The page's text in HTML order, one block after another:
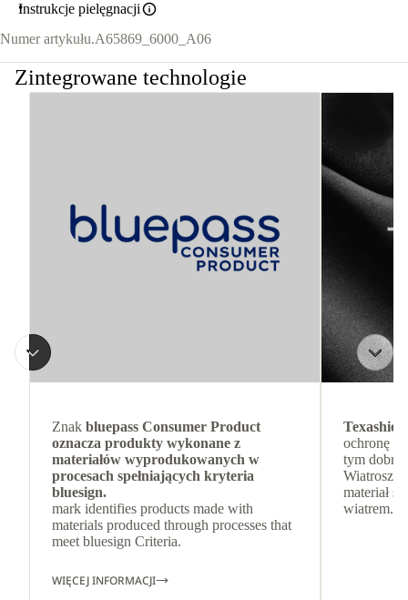
Instrukcje pielęgnacji
Numer artykułu.A65869_6000_A06
Zintegrowane technologie
Znak bluepass Consumer Product
oznacza produkty wykonane z
materiałów wyprodukowanych w
procesach spełniających kryteria
bluesign.
mark identifies products made with
materials produced through processes that
meet bluesign Criteria.
WIĘCEJ INFORMACJI
ochronę
tym dobrą
materiał
wiatrem.